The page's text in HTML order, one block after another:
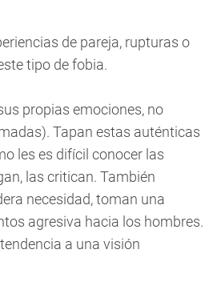
de pareja, rupturas o
tipo de fobia.
propias emociones, no
Tapan estas auténticas
les es difícil conocer las
las critican. También
necesidad, toman una
agresiva hacia los hombres.
a una visión